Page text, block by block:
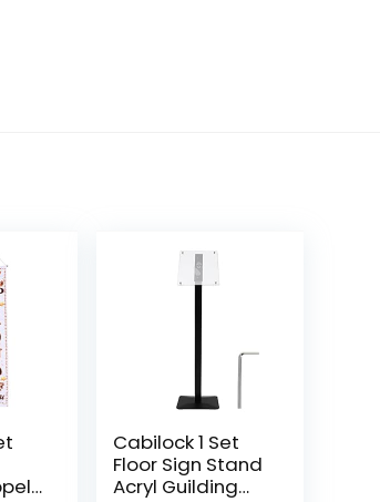
Cabilock 1 Set
Floor Sign Stand
Acryl Guilding